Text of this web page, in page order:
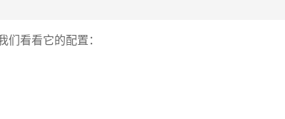
看看它的配置：